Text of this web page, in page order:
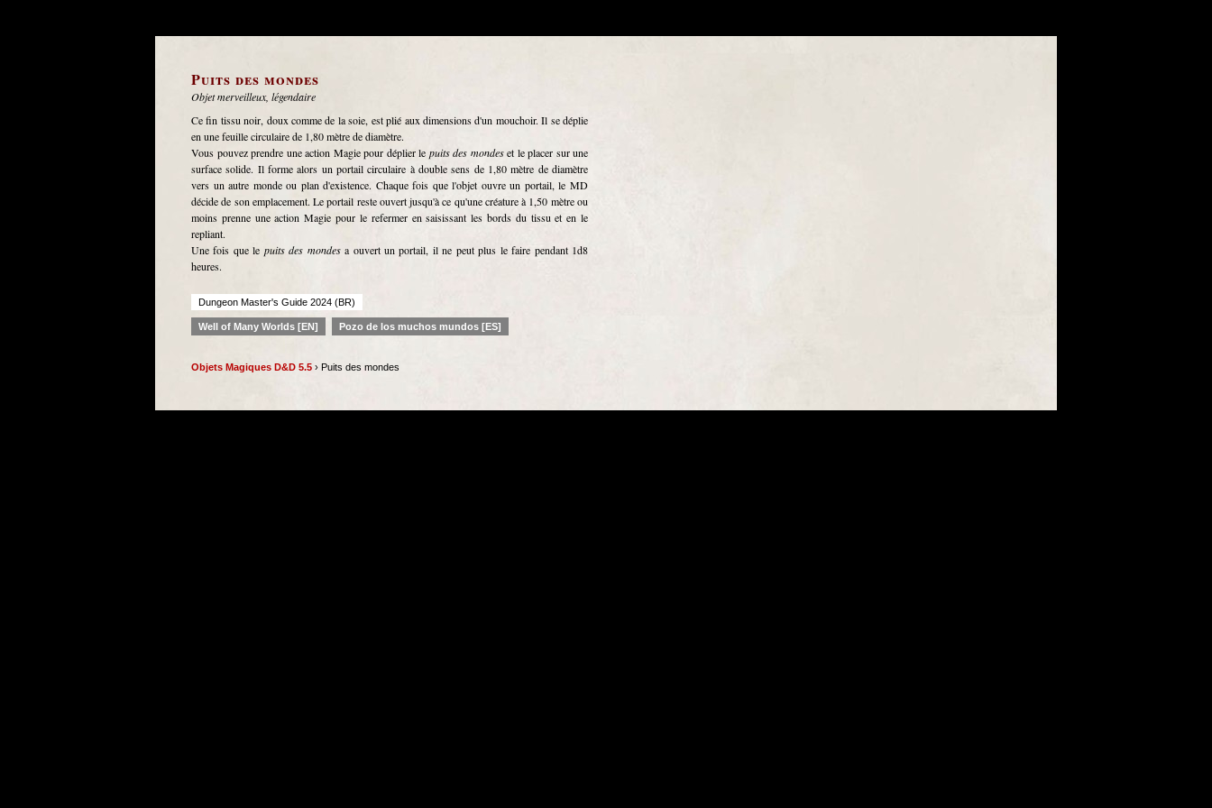
Puits des mondes
Objet merveilleux, légendaire
Ce fin tissu noir, doux comme de la soie, est plié aux dimensions d'un mouchoir. Il se déplie
en une feuille circulaire de 1,80 mètre de diamètre.
Vous pouvez prendre une action Magie pour déplier le puits des mondeset le placer sur une
surface solide. Il forme alors un portail circulaire à double sens de 1,80 mètre de diamètre
vers un autre monde ou plan d'existence. Chaque fois que l'objet ouvre un portail, le MD
décide de son emplacement. Le portail reste ouvert jusqu'à ce qu'une créature à 1,50 mètre ou
moins prenne une action Magie pour le refermer en saisissant les bords du tissu et en le
repliant.
Une fois que le puits des mondesa ouvert un portail, il ne peut plus le faire pendant 1d8
heures.
Dungeon Master's Guide 2024 (BR)
Well of Many Worlds [EN] Pozo de los muchos mundos [ES]
Objets Magiques D&D 5.5 › Puits des mondes